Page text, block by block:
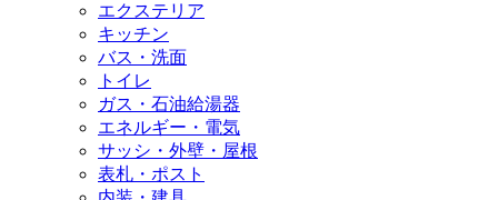
エクステリア
キッチン
バス・洗面
トイレ
ガス・石油給湯器
エネルギー・電気
サッシ・外壁・屋根
表札・ポスト